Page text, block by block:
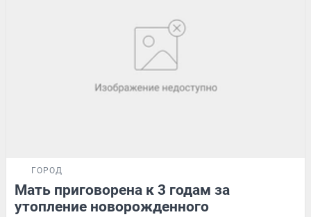
ГОРОД
Мать приговорена к 3 годам за
утопление новорожденного